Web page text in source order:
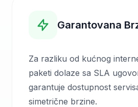
Garantovana
Za razliku od kućnog
paketi dolaze sa SLA
garantuje dostupnost
simetrične brzine.